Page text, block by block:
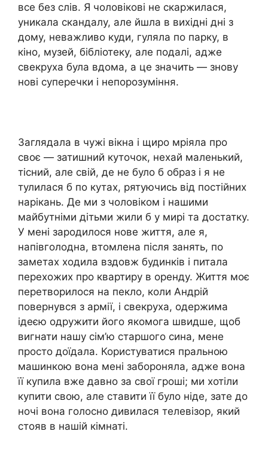
все без слів. Я чоловікові не скаржилася,
уникала скандалу, але йшла в вихідні дні з
дому, неважливо куди, гуляла по парку, в
кіно, музей, бібліотеку, але подалі, адже
свекруха була вдома, а це значить — знову
нові суперечки і непорозуміння.
Заглядала в чужі вікна і щиро мріяла про
своє — затишний куточок, нехай маленький,
тісний, але свій, де не було б образ і я не
тулилася б по кутах, рятуючись від постійних
нарікань. Де ми з чоловіком і нашими
майбутніми дітьми жили б у мирі та достатку.
У мені зародилося нове життя, але я,
напівголодна, втомлена після занять, по
заметах ходила вздовж будинків і питала
перехожих про квартиру в оренду. Життя моє
перетворилося на пекло, коли Андрій
повернувся з армії, і свекруха, одержима
ідеєю одружити його якомога швидше, щоб
вигнати нашу сім’ю старшого сина, мене
просто доїдала. Користуватися пральною
машинкою вона мені забороняла, адже вона
її купила вже давно за свої гроші; ми хотіли
купити свою, але ставити її було ніде, зате до
ночі вона голосно дивилася телевізор, який
стояв в нашій кімнаті.